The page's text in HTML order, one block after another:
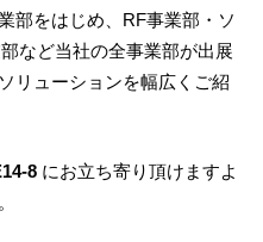
部をはじめ、RF事業部・ソ
など当社の全事業部が出展
リューションを幅広くご紹
8 にお立ち寄り頂けますよ